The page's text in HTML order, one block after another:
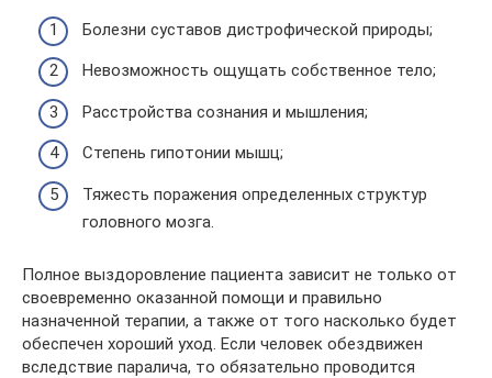
Болезни суставов дистрофической природы;
Невозможность ощущать собственное тело;
Расстройства сознания и мышления;
Степень гипотонии мышц;
Тяжесть поражения определенных структур
головного мозга.
Полное выздоровление пациента зависит не только от
своевременно оказанной помощи и правильно
назначенной терапии, а также от того насколько будет
обеспечен хороший уход. Если человек обездвижен
вследствие паралича, то обязательно проводится